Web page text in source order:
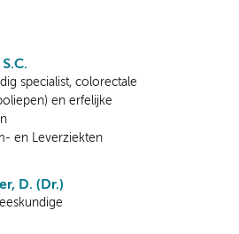
specialist, colorectale
en erfelijke
en Leverziekten
D. (Dr.)